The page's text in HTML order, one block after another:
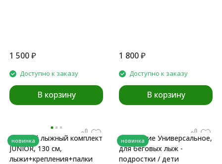
1 500₽
Доступно к заказу
В корзину
1 800₽
Доступно к заказу
В корзину
новинка
Детский лыжный комплект
JUNIOR, 130 см,
лыжи+крепления+палки
новинка
Крепление Универсальное,
для беговых лыж -
подростки / дети